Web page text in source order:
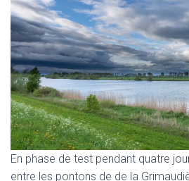
En phase de test pendant quatre
entre les pontons de de la